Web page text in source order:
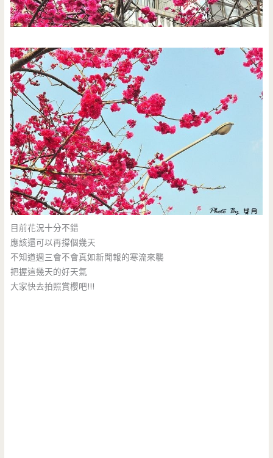
目前花況十分不錯
應該還可以再撐個幾天
不知道週三會不會真如新聞報的寒流來襲
把握這幾天的好天氣
大家快去拍照賞櫻吧!!!